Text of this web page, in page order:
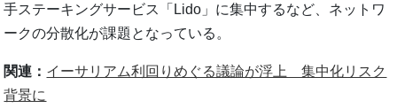
手ステーキングサービス「Lido」に集中するなど、ネットワ
ークの分散化が課題となっている。
関連： イーサリアム利回りめぐる議論が浮上 集中化リスク
背景に